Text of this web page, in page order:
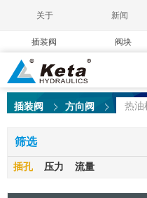
关于 新闻
插装阀 阀块
插装阀 方向阀 热油
筛选
插孔 压力 流量